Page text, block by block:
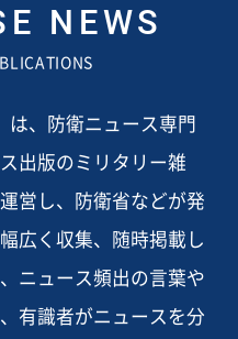
NEWS
は、防衛ニュース専門
出版のミリタリー雑
営し、防衛省などが発
広く収集、随時掲載し
ニュース頻出の言葉や
有識者がニュースを分